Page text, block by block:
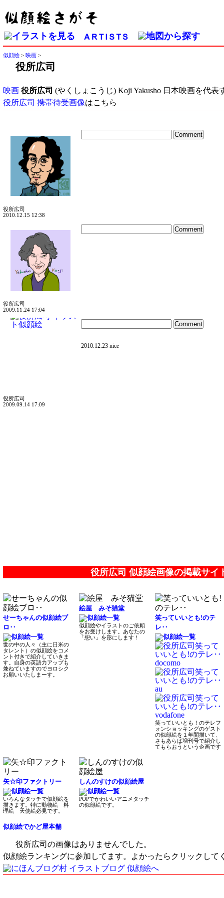
似顔絵 > 映画 >
役所広司
映画 役所広司 (やくしょこうじ) Koji Yakusho 日本映画を代表
役所広司 携帯待受画像はこちら
役所広司
2010.12.15 12:38
役所広司
2009.11.24 17:04
役所広司
2009.09.14 17:09
2010.12.23 nice
役所広司 似顔絵画像の掲載サイ
せーちゃんの似顔絵ブ
ロ‥
世の中の人々（主に日米の
タレント）の似顔絵をコメ
ント付きで紹介していきま
す。自身の英語力アップも
兼ねていますのでヨロシク
お願いいたしまーす。
絵屋 みそ猫堂
似顔絵やイラストのご依頼
をお受けします。あなたの
「想い」を形にします！
笑っていいとも!のテ
レ‥
笑っていいとも！のテレフ
ォンショッキングのゲスト
の似顔絵を１年間描いて、
さもあらば増刊号で紹介し
てもらおうという企画です
矢☆印ファクトリー
いろんなタッチで似顔絵を
描きます。特に動物絵 料
理絵 天使絵必見です。
しんのすけの似顔絵屋
POPでかわいいアニメタッチ
の似顔絵です。
似顔絵でかど屋本舗
役所広司の画像はありませんでした。
似顔絵ランキングに参加してます。よかったらクリックして